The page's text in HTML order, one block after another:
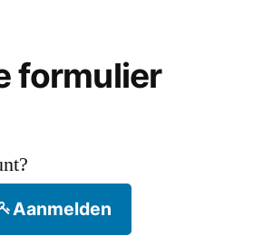
formulier
Aanmelden